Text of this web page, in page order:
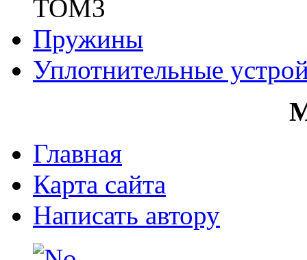
ТОМ3
Пружины
Уплотнительные
Главная
Карта сайта
Написать автору